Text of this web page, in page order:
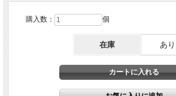
購入数： 個
在庫 あり